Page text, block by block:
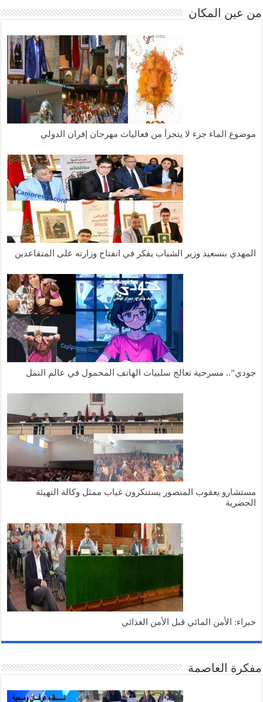
من عين المكان
موضوع الماء جزء لا يتجزأ من فعاليات مهرجان إفران الدولي
المهدي بنسعيد وزير الشباب يفكر في انفتاح وزارته على المتقاعدين
جودي”.. مسرحية تعالج سلبيات الهاتف المحمول في عالم النمل
مستشارو يعقوب المنصور يستنكرون غياب ممثل وكالة التهيئة
الحضرية
خبراء: الأمن المائي قبل الأمن الغذائي
مفكرة العاصمة